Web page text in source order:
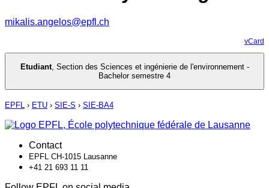
mikalis.angelos@epfl.ch
vCard
Etudiant, Section des Sciences et ingénierie de l'environnement -
Bachelor semestre 4
EPFL › ETU › SIE-S › SIE-BA4
Contact
EPFL CH-1015 Lausanne
+41 21 693 11 11